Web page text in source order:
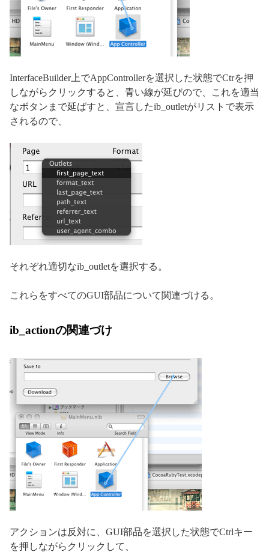
InterfaceBuilder上でAppControllerを選択した状態でCtrを押
しながらクリックすると、青い線が延びので、これを適当
なボタンまで延ばすと、宣言したib_outletがリストで表示
されるので、
それぞれ適切なib_outletを選択する。
これらをすべてのGUI部品について関連づける。
ib_actionの関連づけ
アクションは反対に、GUI部品を選択した状態でCtrlキー
を押しながらクリックして、